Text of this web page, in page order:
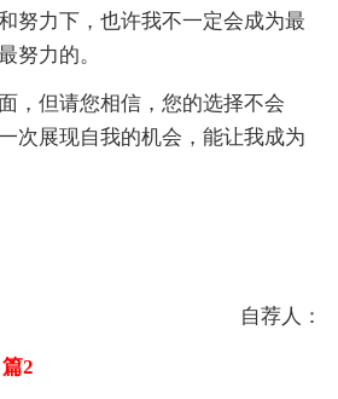
努力下，也许我不一定会成为最
努力的。
，但请您相信，您的选择不会
次展现自我的机会，能让我成为
自荐人：
2